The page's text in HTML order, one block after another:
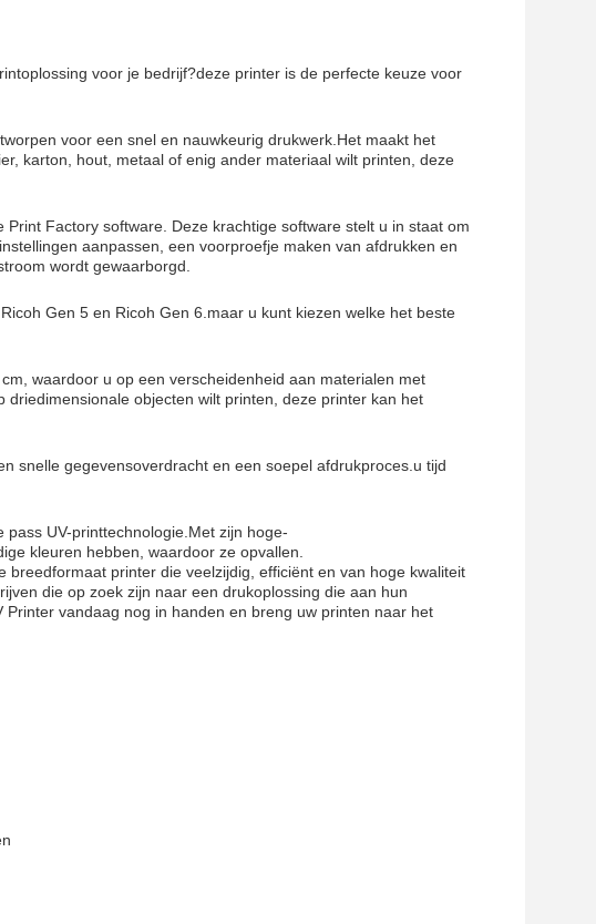
voor je bedrijf?deze printer is de perfecte keuze voor
voor een snel en nauwkeurig drukwerk.Het maakt het
karton, hout, metaal of enig ander materiaal wilt printen, deze
Factory software. Deze krachtige software stelt u in staat om
aanpassen, een voorproefje maken van afdrukken en
wordt gewaarborgd.
Gen 5 en Ricoh Gen 6.maar u kunt kiezen welke het beste
waardoor u op een verscheidenheid aan materialen met
objecten wilt printen, deze printer kan het
snelle gegevensoverdracht en een soepel afdrukproces.u tijd
UV-printtechnologie.Met zijn hoge-
kleuren hebben, waardoor ze opvallen.
printer die veelzijdig, efficiënt en van hoge kwaliteit
die op zoek zijn naar een drukoplossing die aan hun
vandaag nog in handen en breng uw printen naar het